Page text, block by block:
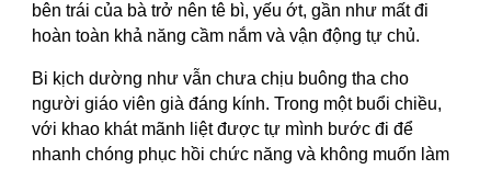
bên trái của bà trở nên tê bì, yếu ớt, gần như mất đi
hoàn toàn khả năng cầm nắm và vận động tự chủ.
Bi kịch dường như vẫn chưa chịu buông tha cho
người giáo viên già đáng kính. Trong một buổi chiều,
với khao khát mãnh liệt được tự mình bước đi để
nhanh chóng phục hồi chức năng và không muốn làm